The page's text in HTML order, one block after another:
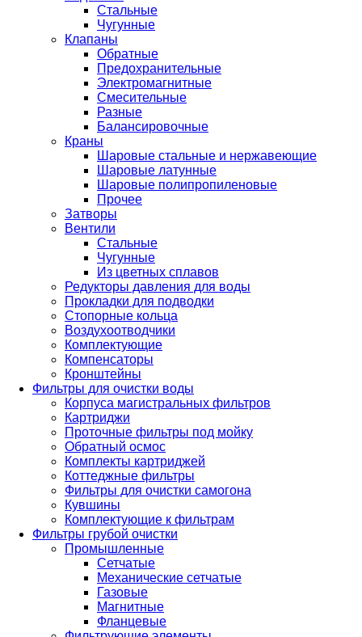
Стальные
Чугунные
Клапаны
Обратные
Предохранительные
Электромагнитные
Смесительные
Разные
Балансировочные
Краны
Шаровые стальные и нержавеющие
Шаровые латунные
Шаровые полипропиленовые
Прочее
Затворы
Вентили
Стальные
Чугунные
Из цветных сплавов
Редукторы давления для воды
Прокладки для подводки
Стопорные кольца
Воздухоотводчики
Комплектующие
Компенсаторы
Кронштейны
Фильтры для очистки воды
Корпуса магистральных фильтров
Картриджи
Проточные фильтры под мойку
Обратный осмос
Комплекты картриджей
Коттеджные фильтры
Фильтры для очистки самогона
Кувшины
Комплектующие к фильтрам
Фильтры грубой очистки
Промышленные
Сетчатые
Механические сетчатые
Газовые
Магнитные
Фланцевые